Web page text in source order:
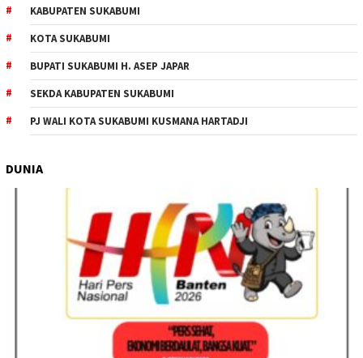
KABUPATEN SUKABUMI
KOTA SUKABUMI
BUPATI SUKABUMI H. ASEP JAPAR
SEKDA KABUPATEN SUKABUMI
PJ WALI KOTA SUKABUMI KUSMANA HARTADJI
DUNIA